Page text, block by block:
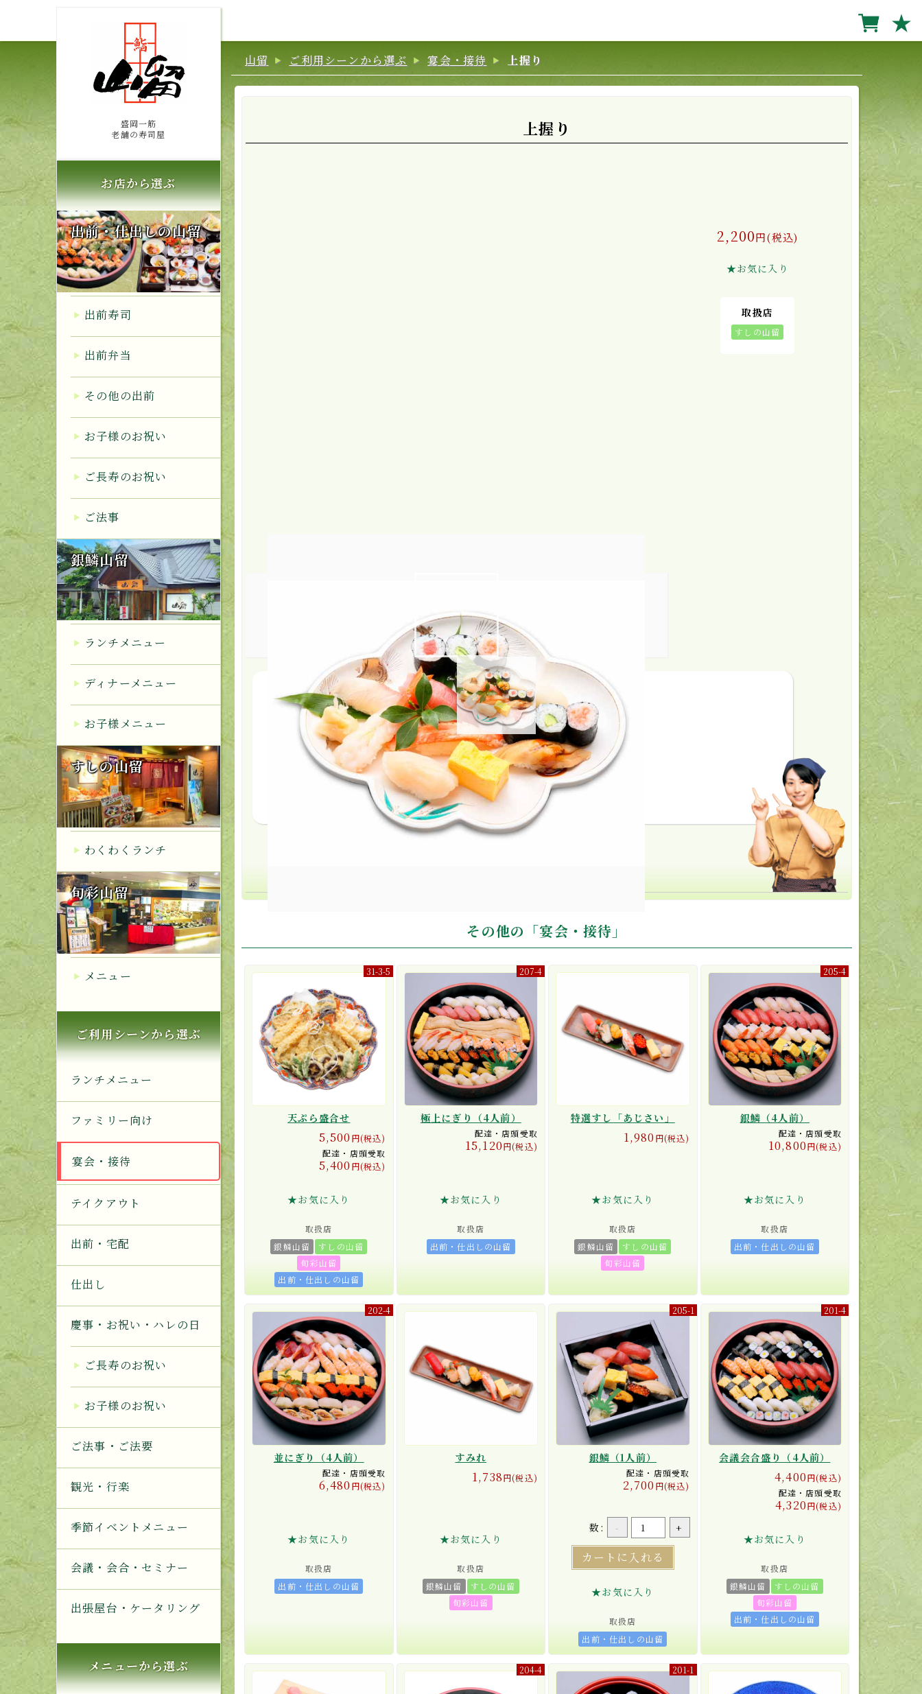
★
盛岡一筋
老舗の寿司屋
お店から選ぶ
出前・仕出しの山留
出前寿司
出前弁当
その他の出前
お子様のお祝い
ご長寿のお祝い
ご法事
銀鱗山留
ランチメニュー
ディナーメニュー
お子様メニュー
すしの山留
わくわくランチ
旬彩山留
メニュー
ご利用シーンから選ぶ
ランチメニュー
ファミリー向け
宴会・接待
テイクアウト
出前・宅配
仕出し
慶事・お祝い・ハレの日
ご長寿のお祝い
お子様のお祝い
ご法事・ご法要
観光・行楽
季節イベントメニュー
会議・会合・セミナー
出張屋台・ケータリング
メニューから選ぶ
山留 ご利用シーンから選ぶ 宴会・接待 上握り
上握り
2,200円(税込)
★お気に入り
取扱店
すしの山留
上握り
親方におまかせの握り寿司一人前。
「ワサビ抜き」もご注文できます。
その他の「宴会・接待」
31-3-5
天ぷら盛合せ
5,500 円(税込)
配達・店頭受取
5,400 円(税込)
★お気に入り
取扱店
銀鱗山留
すしの山留
旬彩山留
出前・仕出しの山留
207-4
極上にぎり（4人前）
配達・店頭受取
15,120円(税込)
★お気に入り
取扱店
出前・仕出しの山留
特選すし「あじさい」
1,980 円(税込)
★お気に入り
取扱店
銀鱗山留
すしの山留
旬彩山留
205-4
銀鱗（4人前）
配達・店頭受取
10,800円(税込)
★お気に入り
取扱店
出前・仕出しの山留
202-4
並にぎり（4人前）
配達・店頭受取
6,480 円(税込)
★お気に入り
取扱店
出前・仕出しの山留
すみれ
1,738円(税込)
★お気に入り
取扱店
銀鱗山留
すしの山留
旬彩山留
205-1
銀鱗（1人前）
配達・店頭受取
2,700 円(税込)
数: - +
カートに入れる
★お気に入り
取扱店
出前・仕出しの山留
201-4
会議会合盛り（4人前）
4,400円(税込)
配達・店頭受取
4,320円(税込)
★お気に入り
取扱店
銀鱗山留
すしの山留
旬彩山留
出前・仕出しの山留
204-4 201-1